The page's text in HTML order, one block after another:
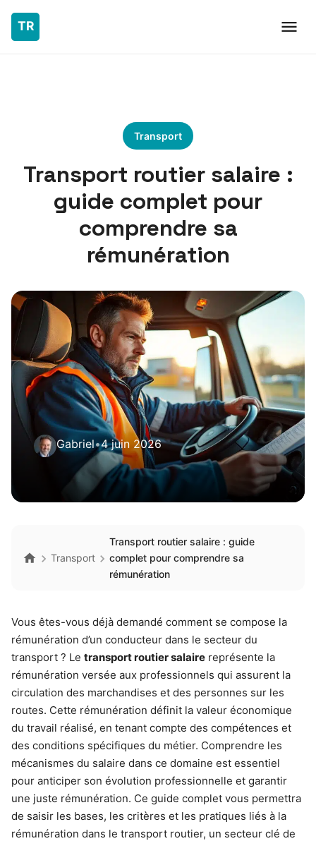
Transport
Transport routier salaire :
guide complet pour
comprendre sa
rémunération
Gabriel•4 juin 2026
Transport
Transport routier salaire : guide
complet pour comprendre sa
rémunération
Vous êtes-vous déjà demandé comment se compose la
rémunération d’un conducteur dans le secteur du
transport ? Le transport routier salaire représente la
rémunération versée aux professionnels qui assurent la
circulation des marchandises et des personnes sur les
routes. Cette rémunération définit la valeur économique
du travail réalisé, en tenant compte des compétences et
des conditions spécifiques du métier. Comprendre les
mécanismes du salaire dans ce domaine est essentiel
pour anticiper son évolution professionnelle et garantir
une juste rémunération. Ce guide complet vous permettra
de saisir les bases, les critères et les pratiques liés à la
rémunération dans le transport routier, un secteur clé de